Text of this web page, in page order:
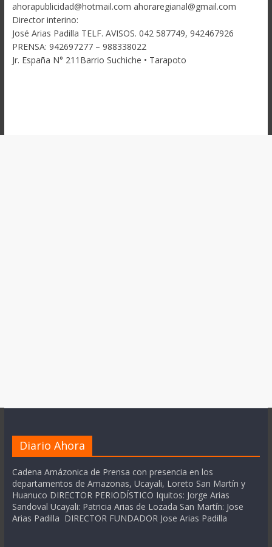
ahorapublicidad@hotmail.com ahoraregianal@gmail.com
Director interino:
José Arias Padilla TELF. AVISOS. 042 587749, 942467926
PRENSA: 942697277 – 988338022
Jr. España N° 211Barrio Suchiche • Tarapoto
Diario Ahora
Cadena Amázonica de Prensa con presencia en los
departamentos de Amazonas, Ucayali, Loreto San Martín y
Huanuco DIRECTOR PERIODÍSTICO Iquitos: Jorge Arias
Sandoval Ucayali: Patricia Arias de Lozada San Martín: Jose
Arias Padilla DIRECTOR FUNDADOR Jose Arias Padilla